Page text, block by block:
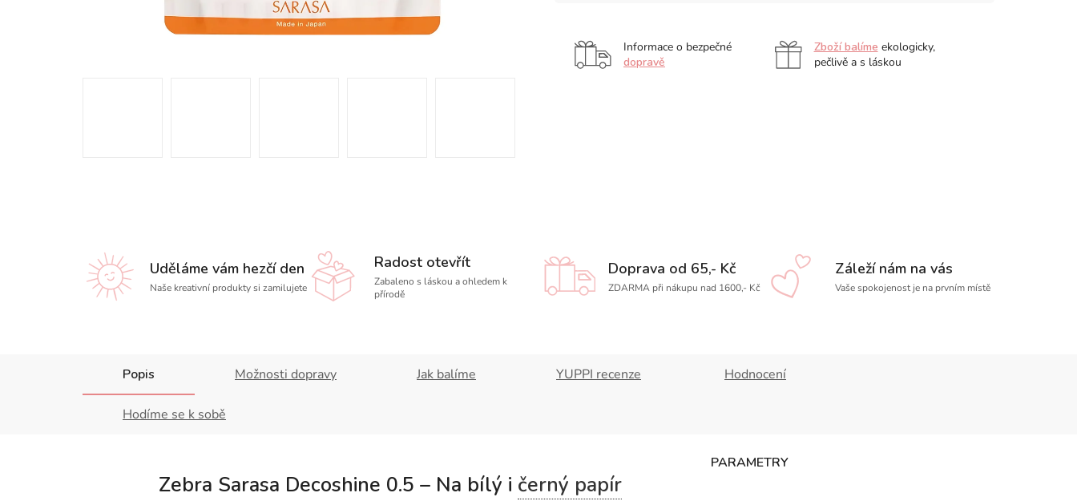
Informace o bezpečné
dopravě
Zboží balíme ekologicky,
pečlivě a s láskou
Uděláme vám hezčí den
Naše kreativní produkty si zamilujete
Radost otevřít
Zabaleno s láskou a ohledem k
přírodě
Doprava od 65,- Kč
ZDARMA při nákupu nad 1600,- Kč
Záleží nám na vás
Vaše spokojenost je na prvním místě
Popis Možnosti dopravy Jak balíme YUPPI recenze Hodnocení
Hodíme se k sobě
Zebra Sarasa Decoshine 0.5 – Na bílý i černý papír